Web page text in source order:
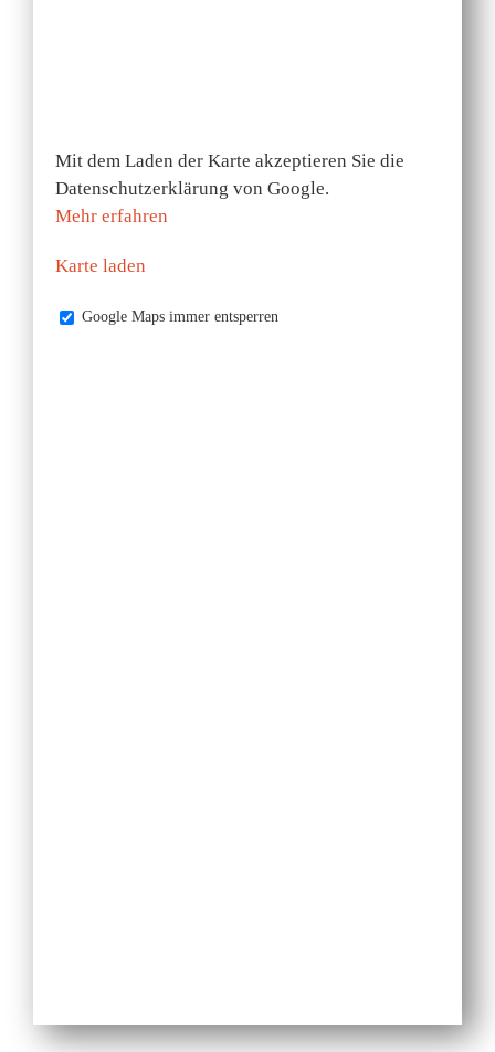
Mit dem Laden der Karte akzeptieren Sie die
Datenschutzerklärung von Google.
Mehr erfahren
Karte laden
Google Maps immer entsperren